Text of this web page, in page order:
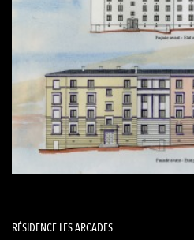
RÉSIDENCE LES ARCADES